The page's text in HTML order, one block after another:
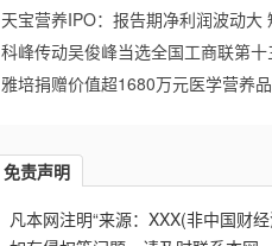
天宝营养IPO：报告期净利润波动大
科峰传动吴俊峰当选全国工商联第
雅培捐赠价值超1680万元医学营养
免责声明
凡本网注明“来源：XXX(非中国财